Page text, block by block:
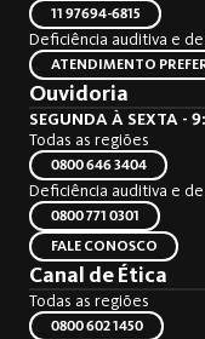
11 97694-6815
Deficiência auditiva e
ATENDIMENTO
Ouvidoria
SEGUNDA À SEXTA -
Todas as regiões
0800 646 3404
Deficiência auditiva e
0800 771 0301
FALE CONOSCO
Canal de Ética
Todas as regiões
0800 602 1450